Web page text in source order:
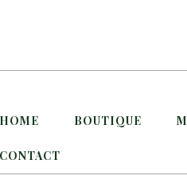
HOME BOUTIQUE
CONTACT